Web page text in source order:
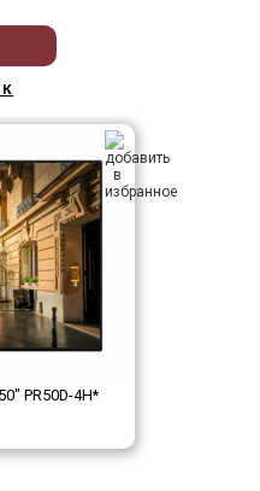
PR50D-4H*